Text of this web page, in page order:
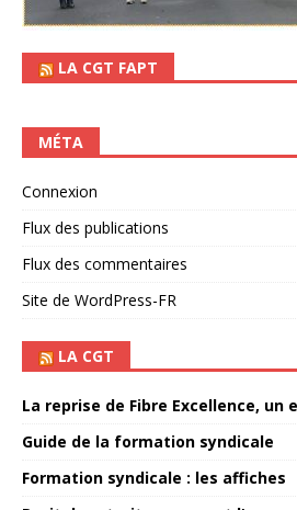
LA CGT FAPT
MÉTA
Connexion
Flux des publications
Flux des commentaires
Site de WordPress-FR
LA CGT
La reprise de Fibre Excellence, un
Guide de la formation syndicale
Formation syndicale : les affiches